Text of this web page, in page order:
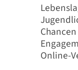
Online-